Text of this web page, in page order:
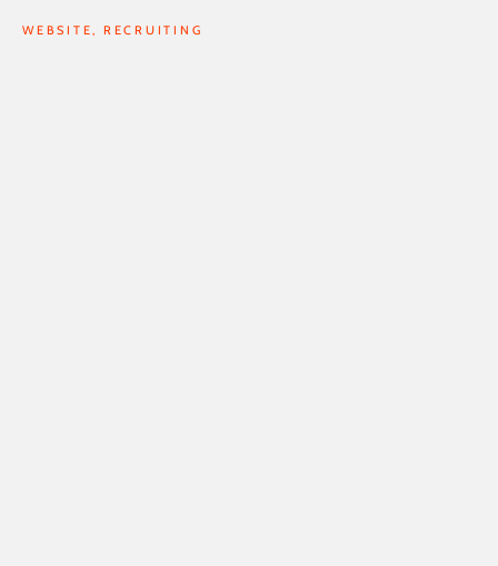
WEBSITE, RECRUITING